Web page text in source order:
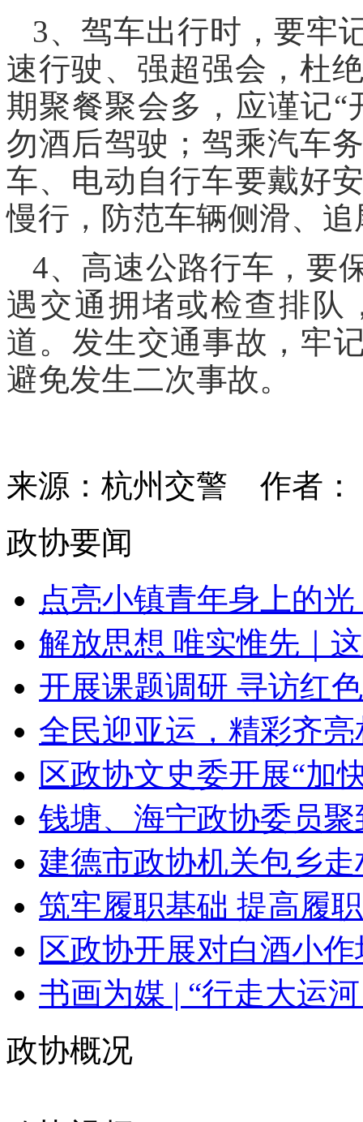
3、驾车出行时，要牢
速行驶、强超强会，杜
期聚餐聚会多，应谨记
勿酒后驾驶；驾乘汽车
车、电动自行车要戴好
慢行，防范车辆侧滑、
4、高速公路行车，要
遇交通拥堵或检查排队
道。发生交通事故，牢
避免发生二次事故。
来源：杭州交警 作者
政协要闻
点亮小镇青年身上的
解放思想 唯实惟先｜
开展课题调研 寻访红
全民迎亚运，精彩齐
区政协文史委开展“加
钱塘、海宁政协委员
建德市政协机关包乡
筑牢履职基础 提高履
区政协开展对白酒小
书画为媒 | “行走大运
政协概况